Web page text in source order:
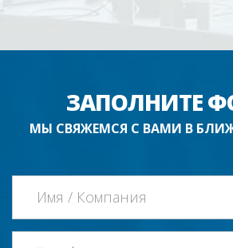
ЗАПОЛНИТЕ
МЫ СВЯЖЕМСЯ С ВАМИ В